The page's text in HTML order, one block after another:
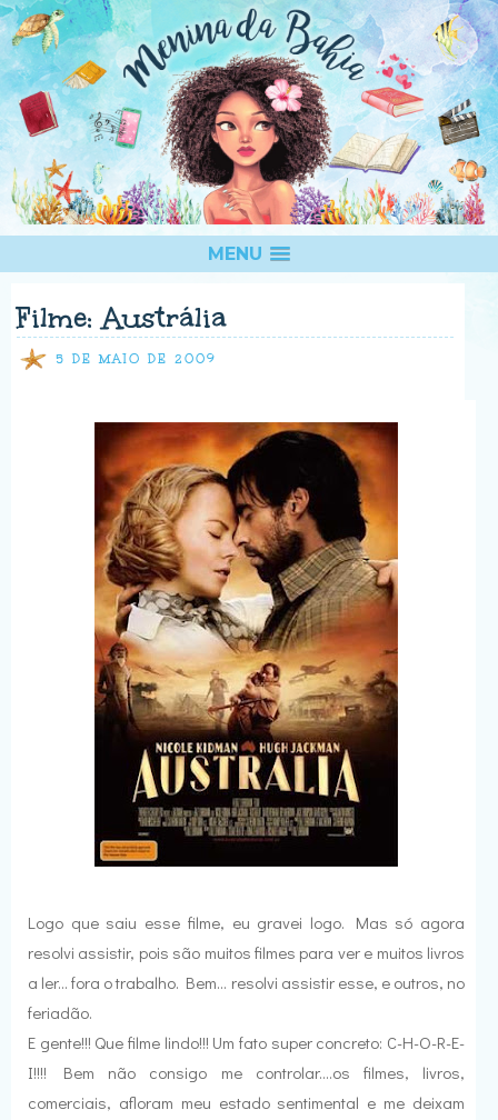
MENU
Filme: Austrália
5 DE MAIO DE 2009
Logo que saiu esse filme, eu gravei logo. Mas só agora
resolvi assistir, pois são muitos filmes para ver e muitos livros
a ler... fora o trabalho. Bem... resolvi assistir esse, e outros, no
feriadão.
E gente!!! Que filme lindo!!! Um fato super concreto: C-H-O-R-E-
I!!!! Bem não consigo me controlar....os filmes, livros,
comerciais, afloram meu estado sentimental e me deixam